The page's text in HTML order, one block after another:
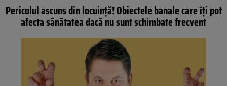
Pericolul ascuns din locuință! Obiectele banale care îți pot
afecta sănătatea dacă nu sunt schimbate frecvent